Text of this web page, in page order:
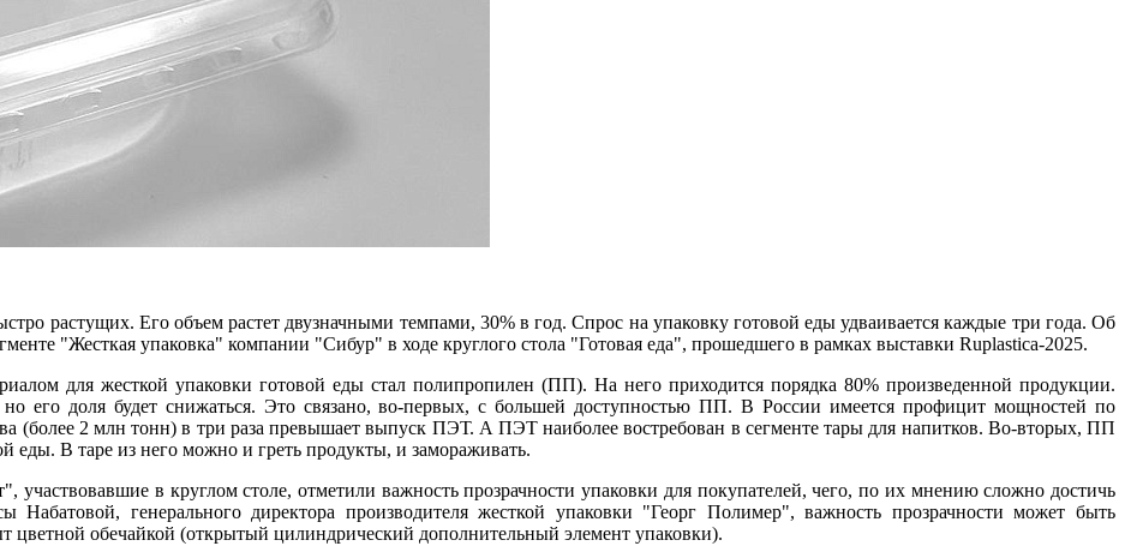
растущих. Его объем растет двузначными темпами, 30% в год. Спрос на упаковку готовой еды удваивается каждые три года. Об
"Жесткая упаковка" компании "Сибур" в ходе круглого стола "Готовая еда", прошедшего в рамках выставки Ruplastica-2025.
для жесткой упаковки готовой еды стал полипропилен (ПП). На него приходится порядка 80% произведенной продукции.
но его доля будет снижаться. Это связано, во-первых, с большей доступностью ПП. В России имеется профицит мощностей по
(более 2 млн тонн) в три раза превышает выпуск ПЭТ. А ПЭТ наиболее востребован в сегменте тары для напитков. Во-вторых, ПП
еды. В таре из него можно и греть продукты, и замораживать.
участвовавшие в круглом столе, отметили важность прозрачности упаковки для покупателей, чего, по их мнению сложно достичь
генерального директора производителя жесткой упаковки "Георг Полимер", важность прозрачности может быть
цветной обечайкой (открытый цилиндрический дополнительный элемент упаковки).